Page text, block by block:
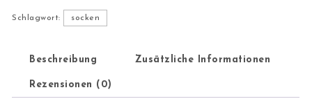
Schlagwort: socken
Beschreibung Zusätzliche Informationen
Rezensionen (0)